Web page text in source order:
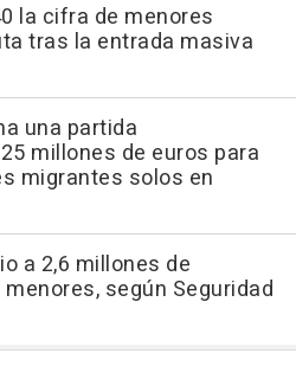
la cifra de menores
tras la entrada masiva
una partida
millones de euros para
migrantes solos en
a 2,6 millones de
según Seguridad